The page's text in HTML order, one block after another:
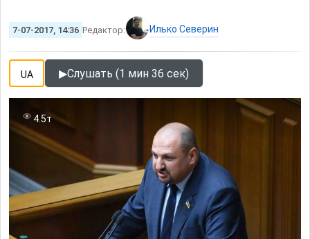
7-07-2017, 14:36 Редактор: Илько Северин
UA ▶Слушать (1 мин 36 сек)
4.5т